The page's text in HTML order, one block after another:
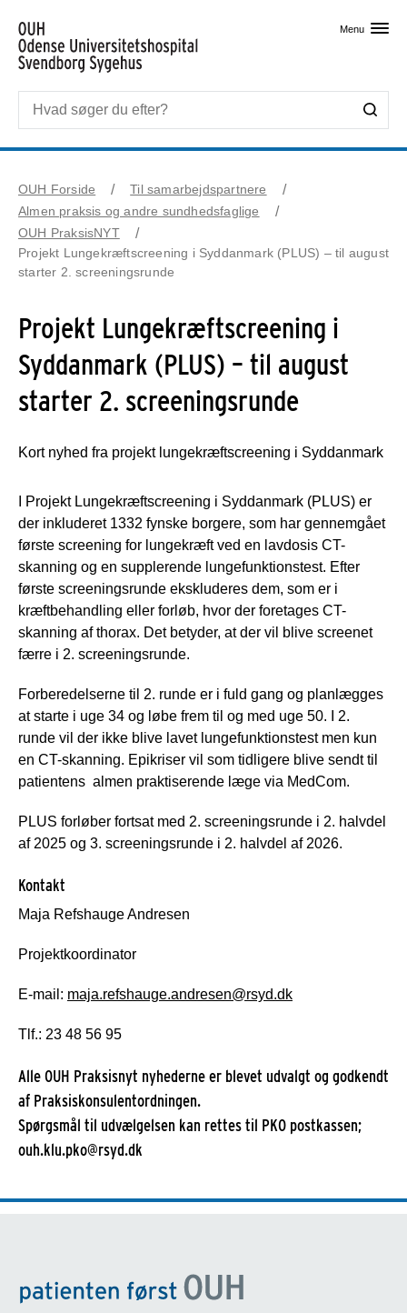
Menu
OUH Forside
Til samarbejdspartnere
Almen praksis og andre sundhedsfaglige
OUH PraksisNYT
Projekt Lungekræftscreening i Syddanmark (PLUS) – til august
starter 2. screeningsrunde
Projekt Lungekræftscreening i
Syddanmark (PLUS) – til august
starter 2. screeningsrunde
Kort nyhed fra projekt lungekræftscreening i Syddanmark
I Projekt Lungekræftscreening i Syddanmark (PLUS) er
der inkluderet 1332 fynske borgere, som har gennemgået
første screening for lungekræft ved en lavdosis CT-
skanning og en supplerende lungefunktionstest. Efter
første screeningsrunde ekskluderes dem, som er i
kræftbehandling eller forløb, hvor der foretages CT-
skanning af thorax. Det betyder, at der vil blive screenet
færre i 2. screeningsrunde.
Forberedelserne til 2. runde er i fuld gang og planlægges
at starte i uge 34 og løbe frem til og med uge 50. I 2.
runde vil der ikke blive lavet lungefunktionstest men kun
en CT-skanning. Epikriser vil som tidligere blive sendt til
patientens almen praktiserende læge via MedCom.
PLUS forløber fortsat med 2. screeningsrunde i 2. halvdel
af 2025 og 3. screeningsrunde i 2. halvdel af 2026.
Kontakt
Maja Refshauge Andresen
Projektkoordinator
E-mail: maja.refshauge.andresen@rsyd.dk
Tlf.: 23 48 56 95
Alle OUH Praksisnyt nyhederne er blevet udvalgt og godkendt
af Praksiskonsulentordningen.
Spørgsmål til udvælgelsen kan rettes til PKO postkassen;
ouh.klu.pko@rsyd.dk